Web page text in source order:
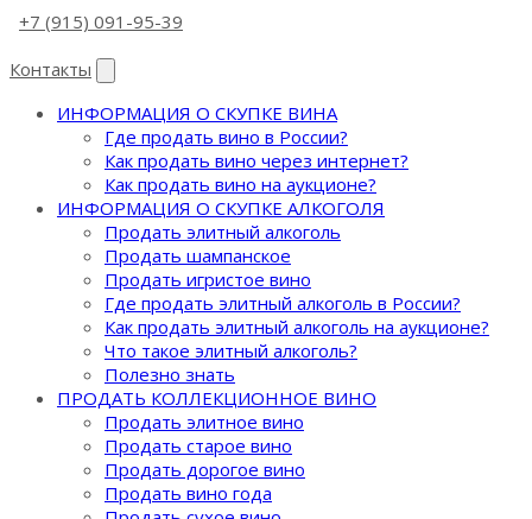
+7 (915) 091-95-39
Контакты
ИНФОРМАЦИЯ О СКУПКЕ ВИНА
Где продать вино в России?
Как продать вино через интернет?
Как продать вино на аукционе?
ИНФОРМАЦИЯ О СКУПКЕ АЛКОГОЛЯ
Продать элитный алкоголь
Продать шампанское
Продать игристое вино
Где продать элитный алкоголь в России?
Как продать элитный алкоголь на аукционе?
Что такое элитный алкоголь?
Полезно знать
ПРОДАТЬ КОЛЛЕКЦИОННОЕ ВИНО
Продать элитное вино
Продать старое вино
Продать дорогое вино
Продать вино года